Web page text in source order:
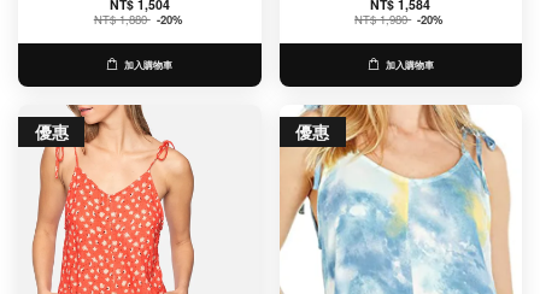
NT$ 1,504
NT$ 1,880 -20%
加入購物車
NT$ 1,584
NT$ 1,980 -20%
加入購物車
優惠 優惠